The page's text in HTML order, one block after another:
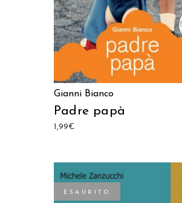
Gianni Bianco
Padre papà
1,99€
ESAURITO